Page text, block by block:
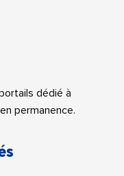
dédié à
permanence.